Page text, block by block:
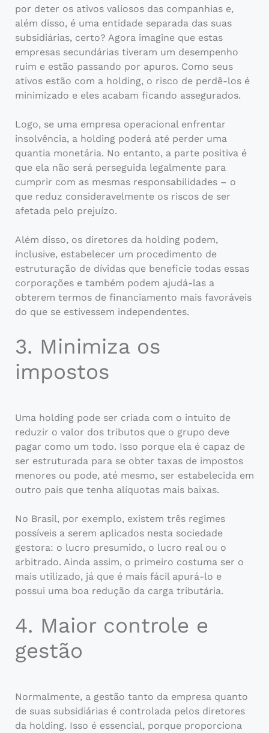
por deter os ativos valiosos das companhias e,
além disso, é uma entidade separada das suas
subsidiárias, certo? Agora imagine que estas
empresas secundárias tiveram um desempenho
ruim e estão passando por apuros. Como seus
ativos estão com a holding, o risco de perdê-los é
minimizado e eles acabam ficando assegurados.
Logo, se uma empresa operacional enfrentar
insolvência, a holding poderá até perder uma
quantia monetária. No entanto, a parte positiva é
que ela não será perseguida legalmente para
cumprir com as mesmas responsabilidades – o
que reduz consideravelmente os riscos de ser
afetada pelo prejuízo.
Além disso, os diretores da holding podem,
inclusive, estabelecer um procedimento de
estruturação de dívidas que beneficie todas essas
corporações e também podem ajudá-las a
obterem termos de financiamento mais favoráveis
do que se estivessem independentes.
3. Minimiza os
impostos
Uma holding pode ser criada com o intuito de
reduzir o valor dos tributos que o grupo deve
pagar como um todo. Isso porque ela é capaz de
ser estruturada para se obter taxas de impostos
menores ou pode, até mesmo, ser estabelecida em
outro país que tenha alíquotas mais baixas.
No Brasil, por exemplo, existem três regimes
possíveis a serem aplicados nesta sociedade
gestora: o lucro presumido, o lucro real ou o
arbitrado. Ainda assim, o primeiro costuma ser o
mais utilizado, já que é mais fácil apurá-lo e
possui uma boa redução da carga tributária.
4. Maior controle e
gestão
Normalmente, a gestão tanto da empresa quanto
de suas subsidiárias é controlada pelos diretores
da holding. Isso é essencial, porque proporciona